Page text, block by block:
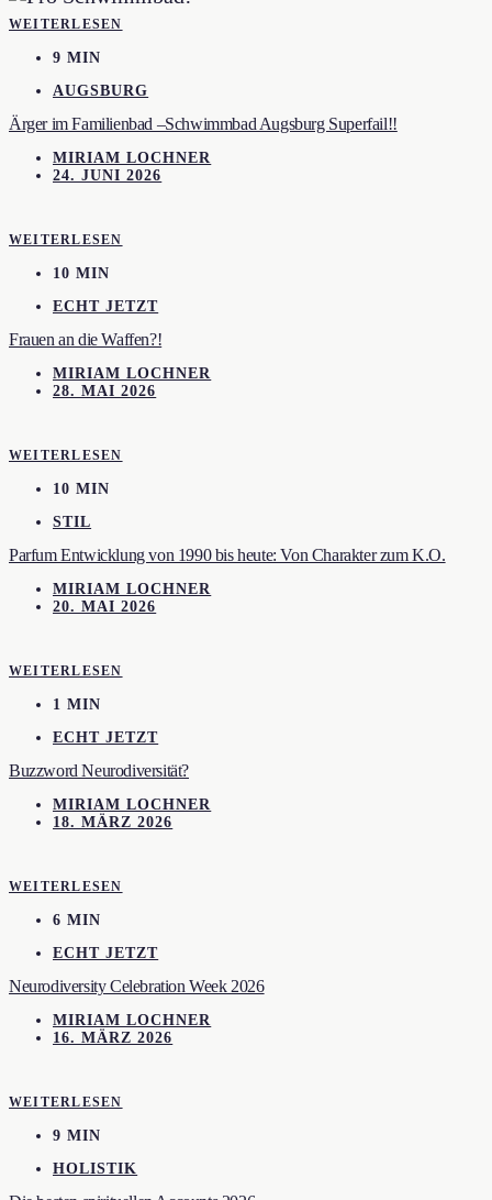
WEITERLESEN
9 MIN
AUGSBURG
Ärger im Familienbad –Schwimmbad Augsburg Superfail!!
MIRIAM LOCHNER
24. JUNI 2026
WEITERLESEN
10 MIN
ECHT JETZT
Frauen an die Waffen?!
MIRIAM LOCHNER
28. MAI 2026
WEITERLESEN
10 MIN
STIL
Parfum Entwicklung von 1990 bis heute: Von Charakter zum K.O.
MIRIAM LOCHNER
20. MAI 2026
WEITERLESEN
1 MIN
ECHT JETZT
Buzzword Neurodiversität?
MIRIAM LOCHNER
18. MÄRZ 2026
WEITERLESEN
6 MIN
ECHT JETZT
Neurodiversity Celebration Week 2026
MIRIAM LOCHNER
16. MÄRZ 2026
WEITERLESEN
9 MIN
HOLISTIK